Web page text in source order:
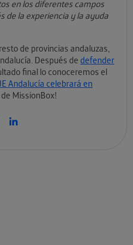
en los diferentes campos
de la experiencia y la ayuda
de provincias andaluzas,
Después de defender
final lo conoceremos el
Andalucía celebrará en
MissionBox!